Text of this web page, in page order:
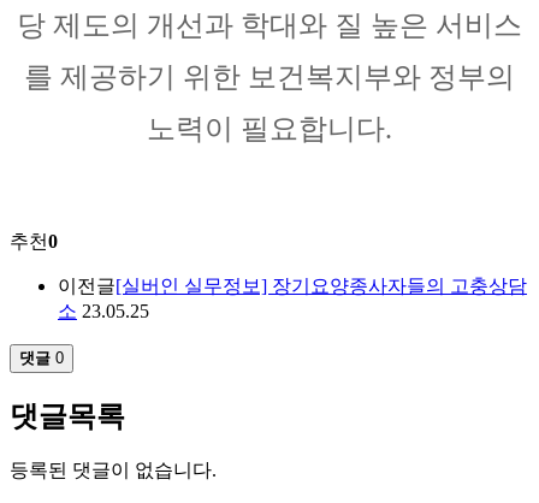
당 제도의 개선과 학대와 질 높은 서비스
를 제공하기 위한 보건복지부와 정부의
노력이 필요합니다.
추천0
이전글[실버인 실무정보] 장기요양종사자들의 고충상담
소 23.05.25
댓글 0
댓글목록
등록된 댓글이 없습니다.